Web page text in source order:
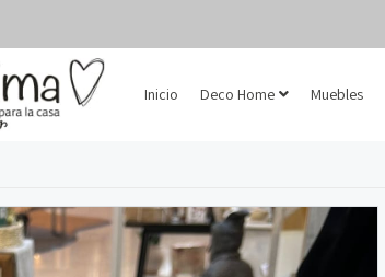
Inicio Deco Home Muebles